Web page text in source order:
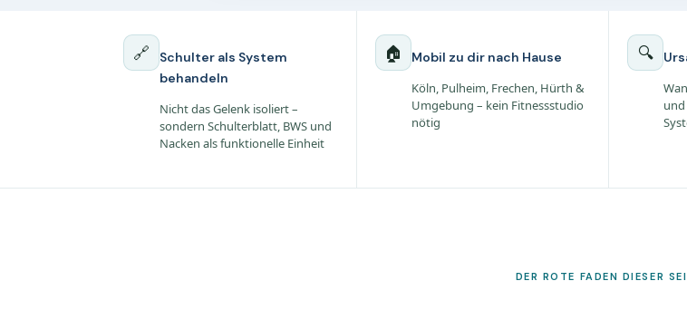
🔗
Schulter als System
behandeln
Nicht das Gelenk isoliert –
sondern Schulterblatt, BWS und
Nacken als funktionelle Einheit
🏠
Mobil zu dir nach Hause
Köln, Pulheim, Frechen, Hürth &
Umgebung – kein Fitnessstudio
nötig
🔍
und
DER ROTE FADEN DIESER